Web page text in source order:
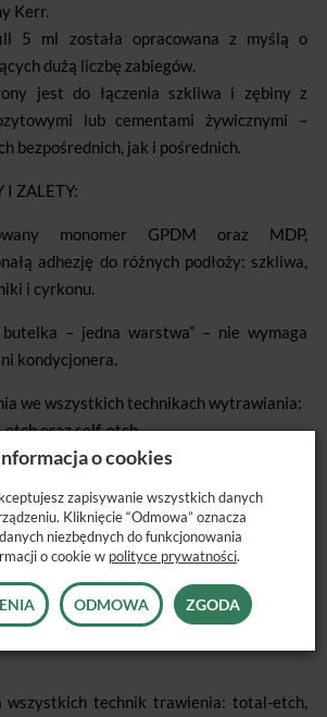
Kerr.
5 ml została opracowana z myślą o
dużą liczbę zabiegów.
jest do łączenia szkliwa i zębiny z
lub cementami żywicznymi –
bezpośrednich, jak i pośrednich.
I ZALETY:
monomer GPDM oraz MDP,
adhezję do różnych podłoży: szkliwa,
i cyrkonu.
– jedna warstwa” – nie wymaga
kondycjonera.
we wszystkich technikach wytrawiania:
oraz self-etch.
i trwałość wiązania.
pozabiegową dzięki głębokiej
i redukcji mikroszczelin.
w lodówce – można trzymać w
wszystkich technik trawienia: total-etch,
o cookies
zapisywanie wszystkich danych
Kliknięcie “Odmowa” oznacza
niezbędnych do funkcjonowania
o cookie w polityce prywatności.
ODMOWA ZGODA